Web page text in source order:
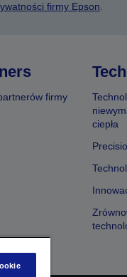
firmy Epson.
firmy
ciepła